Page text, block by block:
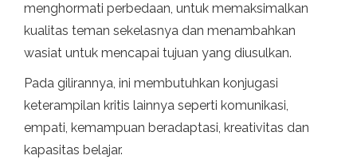
menghormati perbedaan, untuk memaksimalkan
kualitas teman sekelasnya dan menambahkan
wasiat untuk mencapai tujuan yang diusulkan.
Pada gilirannya, ini membutuhkan konjugasi
keterampilan kritis lainnya seperti komunikasi,
empati, kemampuan beradaptasi, kreativitas dan
kapasitas belajar.